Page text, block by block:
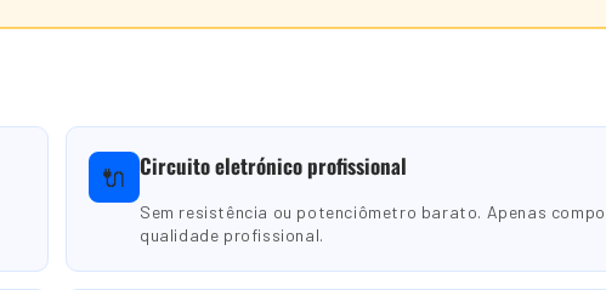
🔌 Circuito eletrónico profissional
Sem resistência ou potenciômetro barato. Apenas
qualidade profissional.